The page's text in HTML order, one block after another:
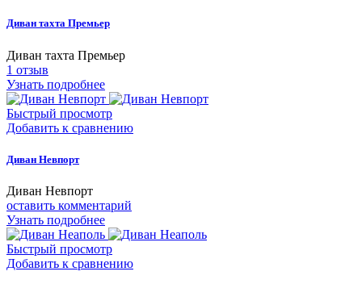
Диван тахта Премьер
Диван тахта Премьер
1 отзыв
Узнать подробнее
Быстрый просмотр
Добавить к сравнению
Диван Невпорт
Диван Невпорт
оставить комментарий
Узнать подробнее
Быстрый просмотр
Добавить к сравнению